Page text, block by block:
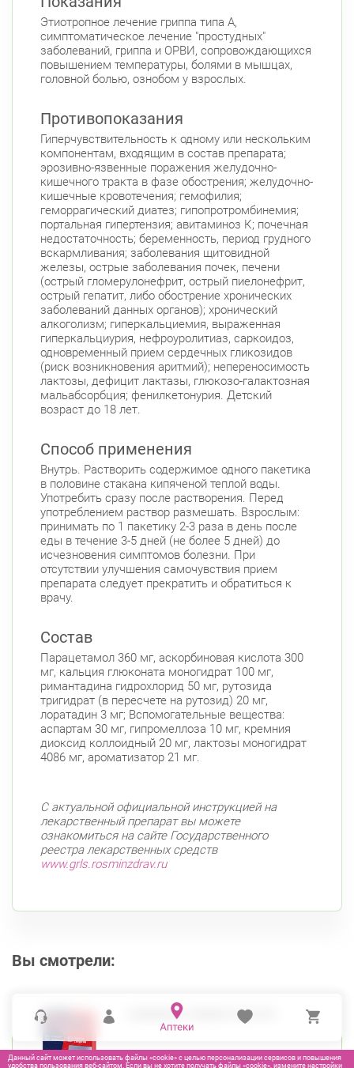
Ленинский пр., д.78, к.1 Круглосуточно
Юго-Западная
Ленинский пр., д. 88 Круглосуточно
Юго-Западная
Московский район
Авиационная улица, д. 7 Круглосуточно
Парк Победы Электросила
Невский район
ул. Чудновского, д. 19 (Российский пр., д. 7)
Круглосуточно
Проспект Большевиков
ул. Дыбенко ул., д. 8, к. 3 Круглосуточно
Улица Дыбенко
Подвойского 6/5 (Белышева, 5) 8:00-22:00
Проспект Большевиков
Петроградский район
Чкаловский пр., д. 60 Круглосуточно
Петроградская
Спортивная
Чкаловская
Горьковская
Петроградская
Чкаловская
Приморский район
Туристская ул., д.28 к.1 Круглосуточно
Беговая
Савушкина ул., д.143 Круглосуточно
Беговая
пр. Королёва, д. 61
Комендантский пр., д. 34 к. 1
Комендантский пр.
Комендантский пр. 67 Круглосуточно
Комендантский пр.
Коломяжский пр. 26 (Аллея Поликарпова, д.
2) Круглосуточно
Пионерская
Фрунзенский район
Дунайский пр., д. 34/16 Круглосуточно
Дунайская
Бухарестская Международная
Этиотропное лечение гриппа типа А,
симптоматическое лечение "простудных"
заболеваний, гриппа и ОРВИ, сопровождающихся
повышением температуры, болями в мышцах,
головной болью, ознобом у взрослых.
Противопоказания
Гиперчувствительность к одному или нескольким
компонентам, входящим в состав препарата;
эрозивно-язвенные поражения желудочно-
кишечного тракта в фазе обострения; желудочно-
кишечные кровотечения; гемофилия;
геморрагический диатез; гипопротромбинемия;
портальная гипертензия; авитаминоз К; почечная
недостаточность; беременность, период грудного
вскармливания; заболевания щитовидной
железы, острые заболевания почек, печени
(острый гломерулонефрит, острый пиелонефрит,
острый гепатит, либо обострение хронических
заболеваний данных органов); хронический
алкоголизм; гиперкальциемия, выраженная
гиперкальциурия, нефроуролитиаз, саркоидоз,
одновременный прием сердечных гликозидов
(риск возникновения аритмий); непереносимость
лактозы, дефицит лактазы, глюкозо-галактозная
мальабсорбция; фенилкетонурия. Детский
возраст до 18 лет.
Способ применения
Внутрь. Растворить содержимое одного пакетика
в половине стакана кипяченой теплой воды.
Употребить сразу после растворения. Перед
употреблением раствор размешать. Взрослым:
принимать по 1 пакетику 2-3 раза в день после
еды в течение 3-5 дней (не более 5 дней) до
исчезновения симптомов болезни. При
отсутствии улучшения самочувствия прием
препарата следует прекратить и обратиться к
врачу.
Состав
Парацетамол 360 мг, аскорбиновая кислота 300
мг, кальция глюконата моногидрат 100 мг,
римантадина гидрохлорид 50 мг, рутозида
тригидрат (в пересчете на рутозид) 20 мг,
лоратадин 3 мг; Вспомогательные вещества:
аспартам 30 мг, гипромеллоза 10 мг, кремния
диоксид коллоидный 20 мг, лактозы моногидрат
4086 мг, ароматизатор 21 мг.
С актуальной официальной инструкцией на
лекарственный препарат вы можете
ознакомиться на сайте Государственного
реестра лекарственных средств
www.grls.rosminzdrav.ru
Вы смотрели:
АНВИМАКС ЛИМОН ПАК №6
Данный сайт может использовать файлы «cookie» с целью персонализации сервисов и повышения
удобства пользования веб-сайтом. Если вы не хотите получать файлы «cookie», измените настройки